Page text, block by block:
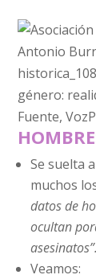
Fuente,
Se suelta
muchos
datos de
ocultan
asesinatos”.
Veamos: